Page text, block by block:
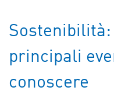
Sostenibilità:
principali
conoscere